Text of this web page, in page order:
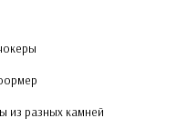
из разных камней